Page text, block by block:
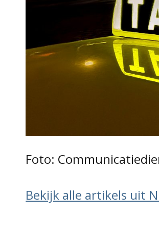
Foto:
Bekijk alle artikels uit